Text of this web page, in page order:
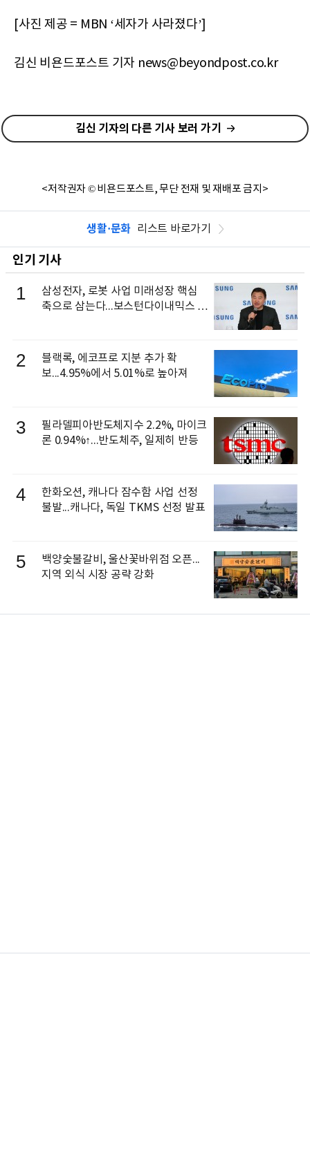
[사진 제공 = MBN ‘세자가 사라졌다’]
김신 비욘드포스트 기자 news@beyondpost.co.kr
김신 기자의 다른 기사 보러 가기
<저작권자 © 비욘드포스트, 무단 전재 및 재배포 금지>
생활·문화 리스트 바로가기
인기 기사
1
삼성전자, 로봇 사업 미래성장 핵심
축으로 삼는다...보스턴다이내믹스 출
2
블랙록, 에코프로 지분 추가 확
보...4.95%에서 5.01%로 높아져
3
필라델피아반도체지수 2.2%, 마이크
론 0.94%↑...반도체주, 일제히 반등
4
한화오션, 캐나다 잠수함 사업 선정
불발...캐나다, 독일 TKMS 선정 발표
5
백양숯불갈비, 울산꽃바위점 오픈...
지역 외식 시장 공략 강화